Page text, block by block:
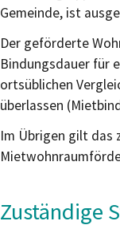
Gemeinde, ist
Der geförderte
Bindungsdauer für
ortsüblichen
überlassen
Im Übrigen gilt das
Zuständige